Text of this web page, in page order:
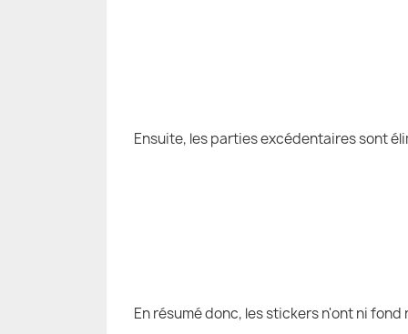
Ensuite, les parties excédentaires sont
En résumé donc, les stickers n'ont ni